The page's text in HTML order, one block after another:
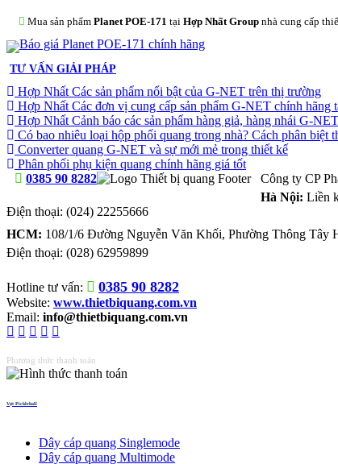
Mua sản phẩm Planet POE-171 tại Hợp Nhất Group nhà cung cấp
TƯ VẤN GIẢI PHÁP
Hợp Nhất Các sản phẩm nổi bật của G-NET trên thị trường
Hợp Nhất Các đơn vị cung cấp sản phẩm G-NET chính hãng
Hợp Nhất Cảnh báo các sản phẩm hàng giả, hàng nhái G-NET
Có bao nhiêu loại hộp phối quang trong nhà? Cách phân biệt
Converter quang G-NET và sự mới mẻ trong thiết kế
Phân phối phụ kiện quang chính hãng giá tốt
0385 90 8282
Công ty CP
Hà Nội: Liền
Điện thoại: (024) 22255666
HCM: 108/1/6 Đường Nguyễn Văn Khối, Phường Thông Tây
Điện thoại: (028) 62959899
Hotline tư vấn: 0385 90 8282
Website: www.thietbiquang.com.vn
Email: info@thietbiquang.com.vn
Phương thức thanh toán
Vợt Pickleball
Dây cáp quang Singlemode
Dây cáp quang Multimode